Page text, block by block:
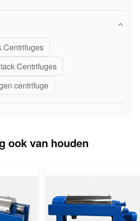
Centrifuges
Centrifuges
centrifuge
ook van houden